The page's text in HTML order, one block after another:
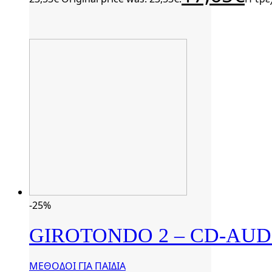
-25%
GIROTONDO 2 – CD-
ΜΕΘΟΔΟΙ ΓΙΑ ΠΑΙΔΙΑ